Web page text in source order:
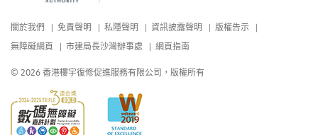
關於我們 免責聲明 私隱聲明 資訊披露聲明
版權告示
無障礙網頁
市建局長沙灣辦事處 網頁指南
© 2026 香港樓宇復修促進服務有限公司，版權所有